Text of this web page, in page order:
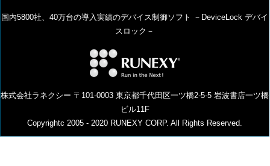
国内5800社、40万台の導⼊実績のデバイス制御ソフト －DeviceLock デバイ
スロック－
株式会社ラネクシー 〒101-0003 東京都千代田区一ツ橋2-5-5 岩波書店一ツ橋
ビル11F
Copyrightc 2005 - 2020 RUNEXY CORP. All Rights Reserved.